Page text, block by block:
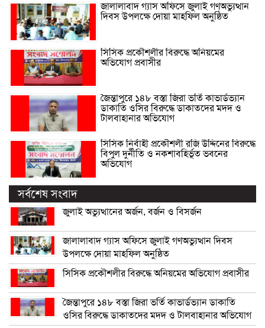
জালালাবাদ গ্যাস অফিসে জুলাই গণঅভ্যুত্থান
দিবস উপলক্ষে দোয়া মাহফিল অনুষ্ঠিত
সিসিক প্রকৌশলীর বিরুদ্ধে অনিয়মের
অভিযোগ প্রবাসীর
জৈন্তাপুরে ১৪৮ বস্তা জিরা ভর্তি কাভার্ডভ্যান
ডাকাতি ওসির বিরুদ্ধে ডাকাতদের মদদ ও
টালবাহানার অভিযোগ
সিসিক নির্বাহী প্রকৌশলী রজি উদ্দিনের বিরুদ্ধে
বিপুল দুর্নীতি ও নকশাবহির্ভূত ভবনের
অভিযোগ
সর্বশেষ সংবাদ
জুলাই অভ্যুত্থানের অর্জন, বর্জন ও বিসর্জন
জালালাবাদ গ্যাস অফিসে জুলাই গণঅভ্যুত্থান দিবস
উপলক্ষে দোয়া মাহফিল অনুষ্ঠিত
সিসিক প্রকৌশলীর বিরুদ্ধে অনিয়মের অভিযোগ প্রবাসীর
জৈন্তাপুরে ১৪৮ বস্তা জিরা ভর্তি কাভার্ডভ্যান ডাকাতি
ওসির বিরুদ্ধে ডাকাতদের মদদ ও টালবাহানার অভিযোগ